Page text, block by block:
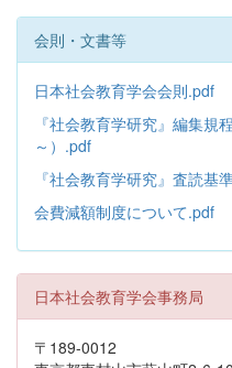
会則・文書等
日本社会教育学会会則.pdf
『社会教育学研究』編集規
～）.pdf
『社会教育学研究』査読基
会費減額制度について.pdf
日本社会教育学会事務局
〒189-0012